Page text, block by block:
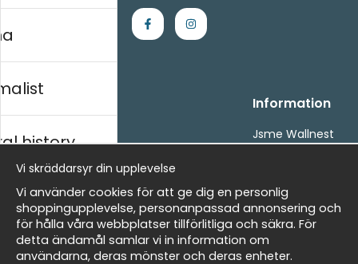
Kontakta oss
- Returer och återbetalningar
- Leverans - enkelt, snabbt &amp; gratis
Om cookies
Mina favoriter
Information
Jsme Wallnest
Newsletter
history
Vi skräddarsyr din upplevelse
Vi använder cookies för att ge dig en personlig
shoppingupplevelse, personanpassad annonsering och
för hålla våra webbplatser tillförlitliga och säkra. För
detta ändamål samlar vi in information om
användarna, deras mönster och deras enheter.